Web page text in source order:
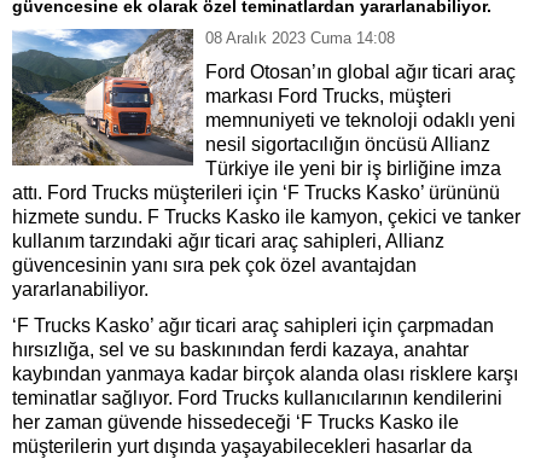
güvencesine ek olarak özel teminatlardan yararlanabiliyor.
08 Aralık 2023 Cuma 14:08
Ford Otosan’ın global ağır ticari araç
markası Ford Trucks, müşteri
memnuniyeti ve teknoloji odaklı yeni
nesil sigortacılığın öncüsü Allianz
Türkiye ile yeni bir iş birliğine imza
attı. Ford Trucks müşterileri için ‘F Trucks Kasko’ ürününü
hizmete sundu. F Trucks Kasko ile kamyon, çekici ve tanker
kullanım tarzındaki ağır ticari araç sahipleri, Allianz
güvencesinin yanı sıra pek çok özel avantajdan
yararlanabiliyor.
‘F Trucks Kasko’ ağır ticari araç sahipleri için çarpmadan
hırsızlığa, sel ve su baskınından ferdi kazaya, anahtar
kaybından yanmaya kadar birçok alanda olası risklere karşı
teminatlar sağlıyor. Ford Trucks kullanıcılarının kendilerini
her zaman güvende hissedeceği ‘F Trucks Kasko ile
müşterilerin yurt dışında yaşayabilecekleri hasarlar da